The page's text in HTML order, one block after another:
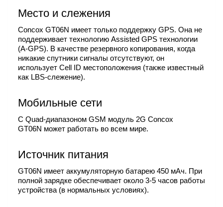
Место и слежения
Concox GT06N имеет только поддержку GPS. Она не
поддерживает технологию Assisted GPS технологии
(A-GPS). В качестве резервного копирования, когда
никакие спутники сигналы отсутствуют, он
использует Cell ID местоположения (также известный
как LBS-слежение).
Мобильные сети
С Quad-диапазоном GSM модуль 2G Concox
GT06N может работать во всем мире.
Источник питания
GT06N имеет аккумуляторную батарею 450 мАч. При
полной зарядке обеспечивает около 3-5 часов работы
устройства (в нормальных условиях).